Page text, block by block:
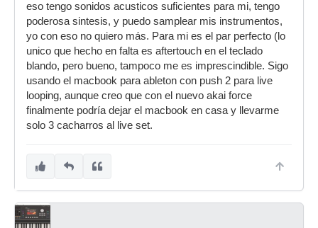
eso tengo sonidos acusticos suficientes para mi, tengo
poderosa sintesis, y puedo samplear mis instrumentos,
yo con eso no quiero más. Para mi es el par perfecto (lo
unico que hecho en falta es aftertouch en el teclado
blando, pero bueno, tampoco me es imprescindible. Sigo
usando el macbook para ableton con push 2 para live
looping, aunque creo que con el nuevo akai force
finalmente podría dejar el macbook en casa y llevarme
solo 3 cacharros al live set.